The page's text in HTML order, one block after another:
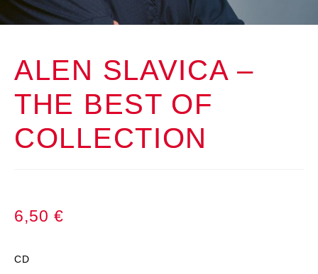
ALEN SLAVICA –
THE BEST OF
COLLECTION
6,50 €
CD